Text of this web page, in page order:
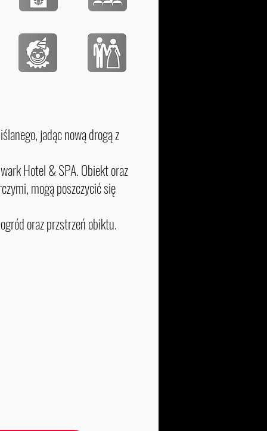
jadąc nową drogą z
Hotel & SPA. Obiekt oraz
mogą poszczycić się
oraz przstrzeń obiktu.